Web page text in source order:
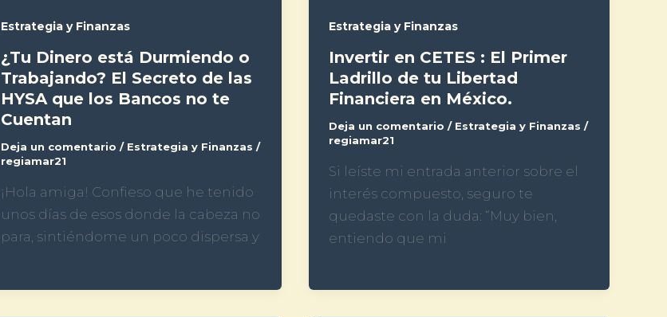
Estrategia y Finanzas
¿Tu Dinero está Durmiendo o
Trabajando? El Secreto de las
HYSA que los Bancos no te
Cuentan
Deja un comentario / Estrategia y Finanzas /
regiamar21
¡Hola amiga! Confieso que he tenido
unos días de esos donde la cabeza no
para, sintiéndome un poco dispersa y
Estrategia y Finanzas
Invertir en CETES : El Primer
Ladrillo de tu Libertad
Financiera en México.
Deja un comentario / Estrategia y Finanzas /
regiamar21
Si leíste mi entrada anterior sobre el
interés compuesto, seguro te
quedaste con la duda: “Muy bien,
entiendo que mi